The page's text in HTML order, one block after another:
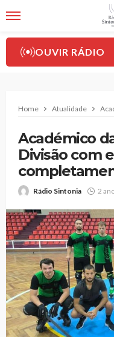
OUVIR RÁDIO
Home Atualidade
Académico
Divisão com
Rádio Sintonia 2